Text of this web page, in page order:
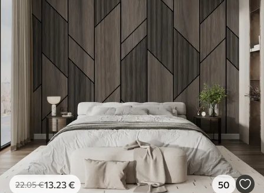
22.05€13 .23€ 50